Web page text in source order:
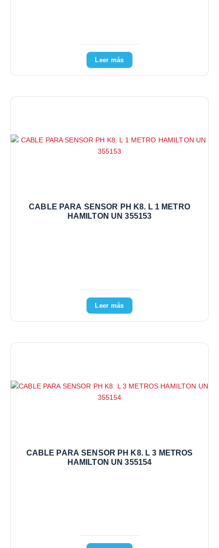
Leer más
CABLE PARA SENSOR PH K8. L 1 METRO
HAMILTON UN 355153
Leer más
CABLE PARA SENSOR PH K8. L 3 METROS
HAMILTON UN 355154